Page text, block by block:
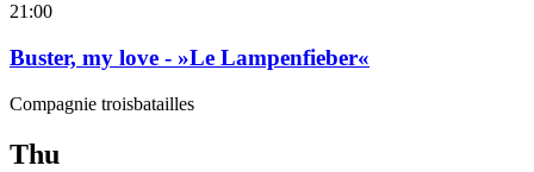
21:00
Buster, my love - »Le Lampenfieber«
Compagnie troisbatailles
Thu